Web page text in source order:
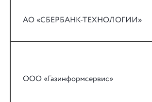
АО «СБЕРБАНК-ТЕХНОЛОГИИ»
ООО «Газинформсервис»